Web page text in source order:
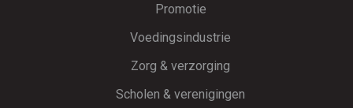
Promotie
Voedingsindustrie
Zorg & verzorging
Scholen & verenigingen